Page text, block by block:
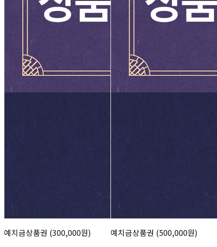
예치금상품권 (300,000원) 예치금상품권 (500,000원)